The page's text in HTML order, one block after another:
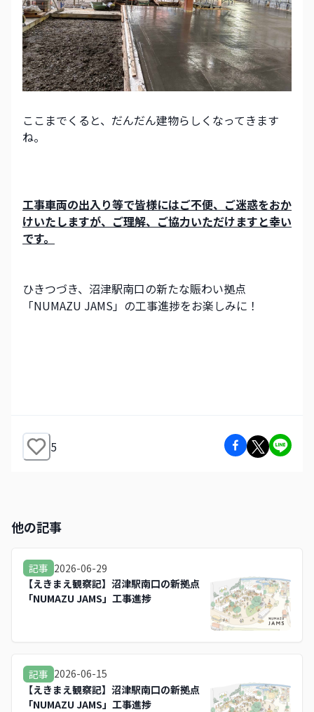
ここまでくると、だんだん建物らしくなってきます
ね。
工事車両の出入り等で皆様にはご不便、ご迷惑をおか
けいたしますが、ご理解、ご協力いただけますと幸い
です。
ひきつづき、沼津駅南口の新たな賑わい拠点
「NUMAZU JAMS」の工事進捗をお楽しみに！
5
他の記事
記事 2026-06-29
【えきまえ観察記】沼津駅南口の新拠点
「NUMAZU JAMS」工事進捗
記事 2026-06-15
【えきまえ観察記】沼津駅南口の新拠点
「NUMAZU JAMS」工事進捗